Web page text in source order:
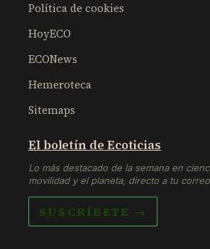
Política de cookies
HoyECO
ECONews
Hemeroteca
Sitemaps
El boletín de Ecoticias
Lo más destacado de la semana en
movilidad y el planeta, directo a tu
SUSCRÍBETE →